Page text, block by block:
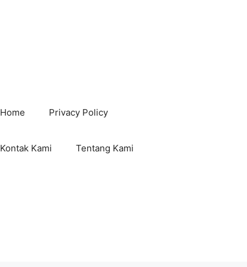
Home Privacy Policy
Kontak Kami Tentang Kami